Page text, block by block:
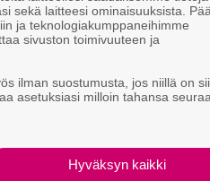
käyttämää
katso
sekä laitteesi ominaisuuksista.
ja teknologiakumppaneihimme
sivuston toimivuuteen ja
ilman suostumusta, jos niillä on
asetuksiasi milloin tahansa
Hyväksyn kaikki